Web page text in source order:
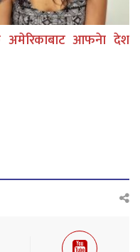
अमेरिकाबाट आफनेा देश